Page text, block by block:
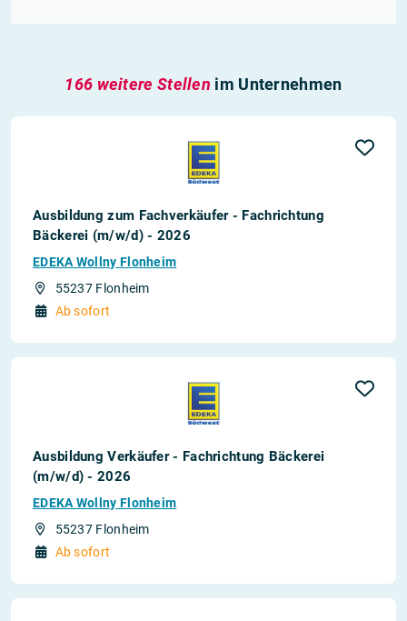
166 weitere Stellen im Unternehmen
Ausbildung zum Fachverkäufer - Fachrichtung
Bäckerei (m/w/d) - 2026
EDEKA Wollny Flonheim
55237 Flonheim
Ab sofort
Ausbildung Verkäufer - Fachrichtung Bäckerei
(m/w/d) - 2026
EDEKA Wollny Flonheim
55237 Flonheim
Ab sofort